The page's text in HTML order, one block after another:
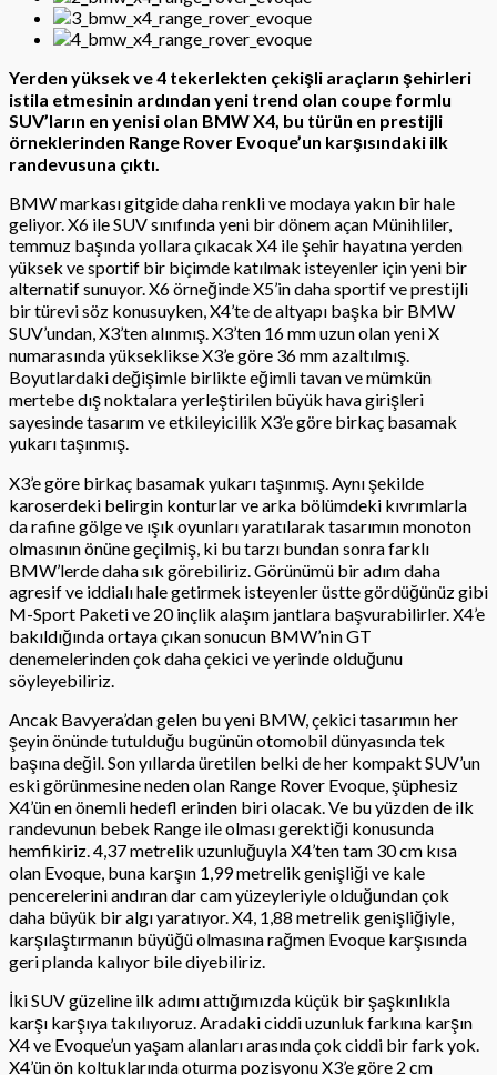
Yerden yüksek ve 4 tekerlekten çekişli araçların şehirleri
istila etmesinin ardından yeni trend olan coupe formlu
SUV’ların en yenisi olan BMW X4, bu türün en prestijli
örneklerinden Range Rover Evoque’un karşısındaki ilk
randevusuna çıktı.
BMW markası gitgide daha renkli ve modaya yakın bir hale
geliyor. X6 ile SUV sınıfında yeni bir dönem açan Münihliler,
temmuz başında yollara çıkacak X4 ile şehir hayatına yerden
yüksek ve sportif bir biçimde katılmak isteyenler için yeni bir
alternatif sunuyor. X6 örneğinde X5’in daha sportif ve prestijli
bir türevi söz konusuyken, X4’te de altyapı başka bir BMW
SUV’undan, X3’ten alınmış. X3’ten 16 mm uzun olan yeni X
numarasında yükseklikse X3’e göre 36 mm azaltılmış.
Boyutlardaki değişimle birlikte eğimli tavan ve mümkün
mertebe dış noktalara yerleştirilen büyük hava girişleri
sayesinde tasarım ve etkileyicilik X3’e göre birkaç basamak
yukarı taşınmış.
X3’e göre birkaç basamak yukarı taşınmış. Aynı şekilde
karoserdeki belirgin konturlar ve arka bölümdeki kıvrımlarla
da rafine gölge ve ışık oyunları yaratılarak tasarımın monoton
olmasının önüne geçilmiş, ki bu tarzı bundan sonra farklı
BMW’lerde daha sık görebiliriz. Görünümü bir adım daha
agresif ve iddialı hale getirmek isteyenler üstte gördüğünüz gibi
M-Sport Paketi ve 20 inçlik alaşım jantlara başvurabilirler. X4’e
bakıldığında ortaya çıkan sonucun BMW’nin GT
denemelerinden çok daha çekici ve yerinde olduğunu
söyleyebiliriz.
Ancak Bavyera’dan gelen bu yeni BMW, çekici tasarımın her
şeyin önünde tutulduğu bugünün otomobil dünyasında tek
başına değil. Son yıllarda üretilen belki de her kompakt SUV’un
eski görünmesine neden olan Range Rover Evoque, şüphesiz
X4’ün en önemli hedefl erinden biri olacak. Ve bu yüzden de ilk
randevunun bebek Range ile olması gerektiği konusunda
hemfikiriz. 4,37 metrelik uzunluğuyla X4’ten tam 30 cm kısa
olan Evoque, buna karşın 1,99 metrelik genişliği ve kale
pencerelerini andıran dar cam yüzeyleriyle olduğundan çok
daha büyük bir algı yaratıyor. X4, 1,88 metrelik genişliğiyle,
karşılaştırmanın büyüğü olmasına rağmen Evoque karşısında
geri planda kalıyor bile diyebiliriz.
İki SUV güzeline ilk adımı attığımızda küçük bir şaşkınlıkla
karşı karşıya takılıyoruz. Aradaki ciddi uzunluk farkına karşın
X4 ve Evoque’un yaşam alanları arasında çok ciddi bir fark yok.
X4’ün ön koltuklarında oturma pozisyonu X3’e göre 2 cm